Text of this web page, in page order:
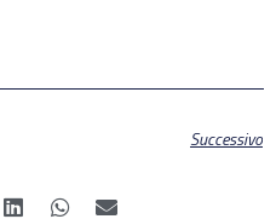
Successivo